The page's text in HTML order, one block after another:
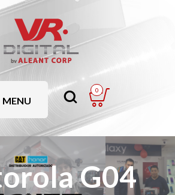
MENU
0
G04